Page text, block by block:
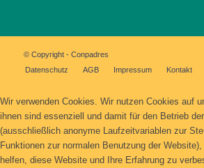
© Copyright - Conpadres
Datenschutz
AGB Impressum Kontakt
Wir verwenden Cookies. Wir nutzen Cookies auf
ihnen sind essenziell und damit für den Betrieb
(ausschließlich anonyme Laufzeitvariablen zur
Funktionen zur normalen Benutzung der
helfen, diese Website und Ihre Erfahrung zu